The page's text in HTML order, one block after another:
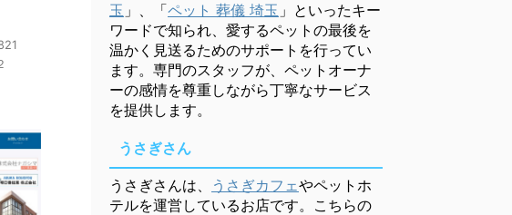
玉 」、「ペット 葬儀 埼玉 」といったキー
ワードで知られ、愛するペットの最後を
温かく見送るためのサポートを行ってい
ます。専門のスタッフが、ペットオーナ
ーの感情を尊重しながら丁寧なサービス
を提供します。
うさぎさん
うさぎさんは、 うさぎカフェやペットホ
テルを運営しているお店です。こちらの